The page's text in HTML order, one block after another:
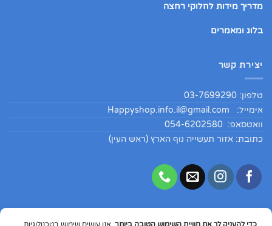
מדריך מידות לחלוקי רחצה
בלוג ומאמרים
יצירת קשר
טלפון: 03-7699290
אימייל: Happyshop.info.il@gmail.com
וואטסאפ: 054-6202580
כתובת: אזור תעשייה נוף הארץ (ראש העין)